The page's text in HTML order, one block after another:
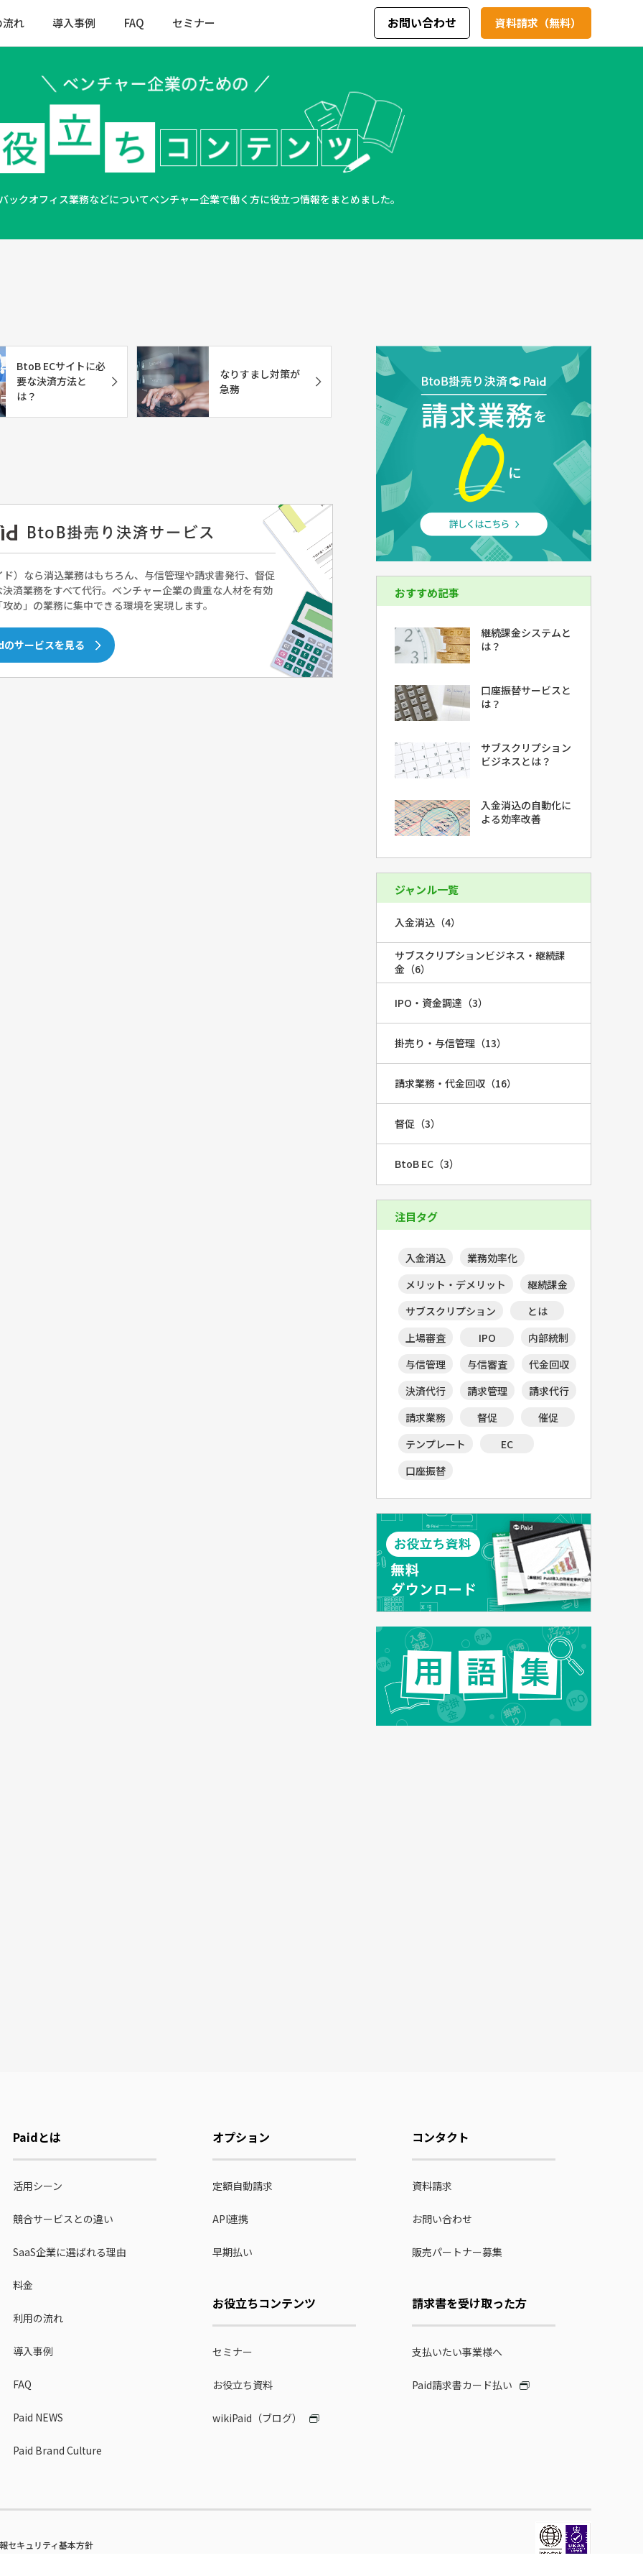
れ 導入事例 FAQ セミナー お問い合わせ 資料請求（無料）
ックオフィス業務などについてベンチャー企業で働く方に役立つ情報をまとめました。
BtoB ECサイトに必
要な決済方法と
は？
なりすまし対策が
急務
）なら消込業務はもちろん、与信管理や請求書発行、督促
済業務をすべて代行。ベンチャー企業の貴重な人材を有効
め」の業務に集中できる環境を実現します。
のサービスを見る
おすすめ記事
継続課金システムと
は？
口座振替サービスと
は？
サブスクリプション
ビジネスとは？
入金消込の自動化に
よる効率改善
ジャンル一覧
入金消込（4）
サブスクリプションビジネス・継続課
金（6）
IPO・資金調達（3）
掛売り・与信管理（13）
請求業務・代金回収（16）
督促（3）
BtoB EC（3）
注目タグ
入金消込
業務効率化
メリット・デメリット
継続課金
サブスクリプション
とは
上場審査
IPO
内部統制
与信管理
与信審査
代金回収
決済代行
請求管理
請求代行
請求業務
督促
催促
テンプレート
EC
口座振替
Paidとは
活用シーン
競合サービスとの違い
SaaS企業に選ばれる理由
料金
利用の流れ
導入事例
FAQ
Paid NEWS
Paid Brand Culture
オプション
定額自動請求
API連携
早期払い
お役立ちコンテンツ
セミナー
お役立ち資料
wikiPaid（ブログ）
コンタクト
資料請求
お問い合わせ
販売パートナー募集
請求書を受け取った方
支払いたい事業様へ
Paid請求書カード払い
セキュリティ基本方針